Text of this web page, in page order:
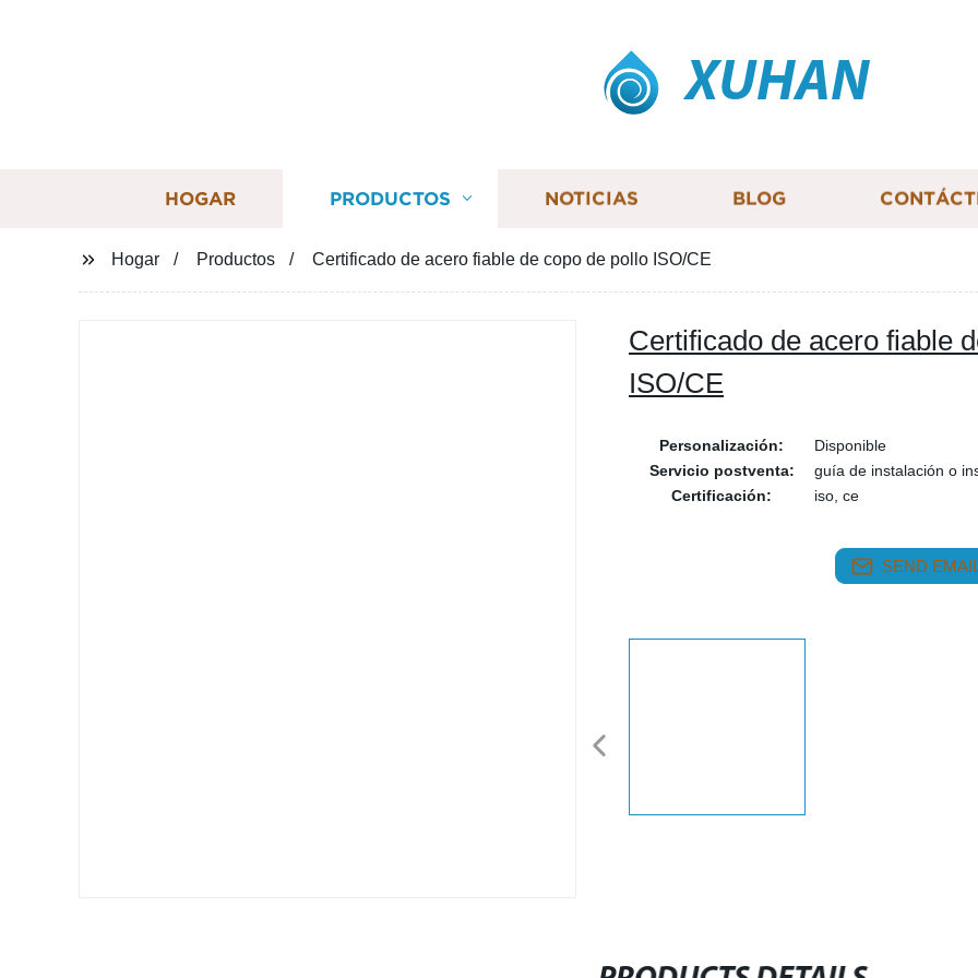
XUHAN
HOGAR PRODUCTOS NOTICIAS BLOG
Hogar Productos Certificado de acero fiable de copo de pollo ISO/CE
Certificado de acero fiable
ISO/CE
Personalización:
Disponible
Servicio postventa:
guía de instalación o
Certificación:
iso, ce
SEND